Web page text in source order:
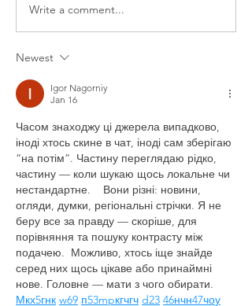
The Art of
Retail Strip
and Wax
Write a comment...
Newest
Igor Nagorniy
Jan 16
Часом знаходжу ці джерела випадково,
іноді хтось скине в чат, іноді сам зберігаю
“на потім”. Частину переглядаю рідко,
частину — коли шукаю щось локальне чи
нестандартне.    Вони різні: новини,
огляди, думки, регіональні стрічки. Я не
беру все за правду — скоріше, для
порівняння та пошуку контрасту між
подачею.  Можливо, хтось іще знайде
серед них щось цікаве або принаймні
нове. Головне — мати з чого обирати.
Мкх5гнк w69 п53mpкгчгч d23 46нчн47чоу